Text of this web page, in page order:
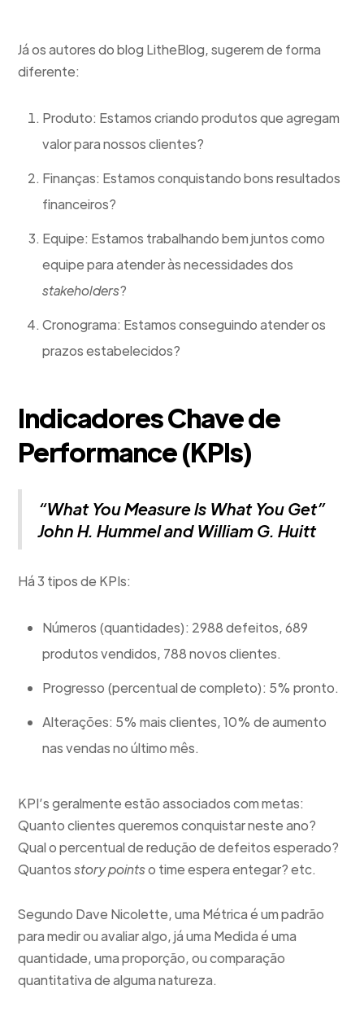
Já os autores do blog LitheBlog, sugerem de forma
diferente:
Produto: Estamos criando produtos que agregam
valor para nossos clientes?
Finanças: Estamos conquistando bons resultados
financeiros?
Equipe: Estamos trabalhando bem juntos como
equipe para atender às necessidades dos
stakeholders?
Cronograma: Estamos conseguindo atender os
prazos estabelecidos?
Indicadores Chave de
Performance (KPIs)
“What You Measure Is What You Get”
John H. Hummel and William G. Huitt
Há 3 tipos de KPIs:
Números (quantidades): 2988 defeitos, 689
produtos vendidos, 788 novos clientes.
Progresso (percentual de completo): 5% pronto.
Alterações: 5% mais clientes, 10% de aumento
nas vendas no último mês.
KPI’s geralmente estão associados com metas:
Quanto clientes queremos conquistar neste ano?
Qual o percentual de redução de defeitos esperado?
Quantosstory pointso time espera entegar? etc.
Segundo Dave Nicolette, uma Métrica é um padrão
para medir ou avaliar algo, já uma Medida é uma
quantidade, uma proporção, ou comparação
quantitativa de alguma natureza.